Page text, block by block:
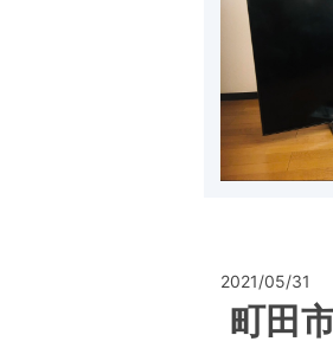
2021/05/31
町田